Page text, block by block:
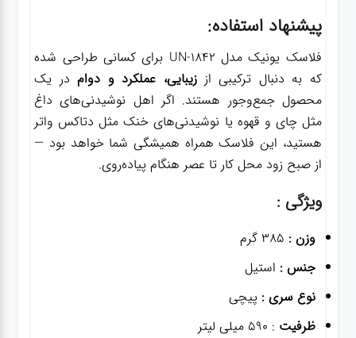
پیشنهاد استفاده:
فلاسک یونیک مدل UN-1842 برای کسانی طراحی شده
که به دنبال ترکیبی اززیبایی، عملکرد و دوامدر یک
محصول جمع‌وجور هستند. اگر اهل نوشیدنی‌های داغ
مثل چای و قهوه یا نوشیدنی‌های خنک مثل دتاکس واتر
هستید، این فلاسک همراه همیشگی شما خواهد بود —
از صبح زود محل کار تا عصر هنگام پیاده‌روی.
ویژگی :
وزن : ۳۸۵ گرم
جنس : استیل
نوع سری :پیچی
ظرفیت : 590 میلی لیتر